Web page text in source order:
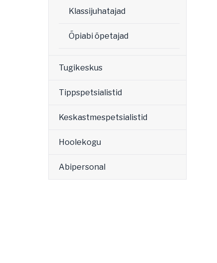
Klassijuhatajad
Õpiabi õpetajad
Tugikeskus
Tippspetsialistid
Keskastmespetsialistid
Hoolekogu
Abipersonal